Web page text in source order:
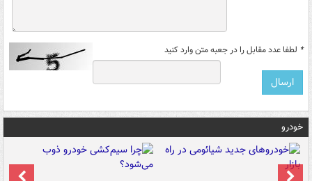
* لطفا عدد مقابل را در جعبه متن وارد کنید
خودرو